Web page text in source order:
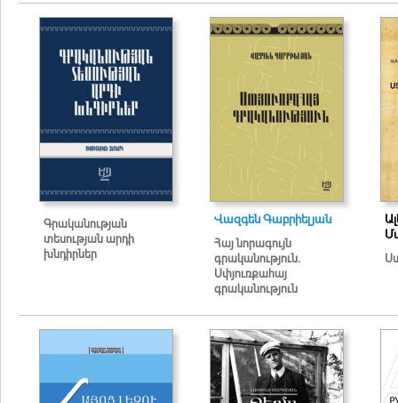
Գրականության
տեսության արդի
խնդիրներ
Վազգեն Գաբրիելյան
Հայ նորագույն
գրականություն.
Սփյուռքահայ
գրականություն